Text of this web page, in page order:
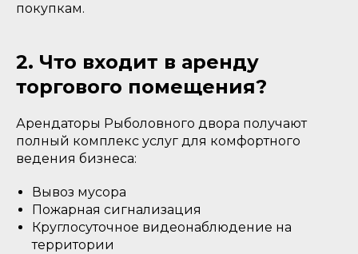
покупкам.
2. Что входит в аренду
торгового помещения?
Арендаторы Рыболовного двора получают
полный комплекс услуг для комфортного
ведения бизнеса:
Вывоз мусора
Пожарная сигнализация
Круглосуточное видеонаблюдение на
территории